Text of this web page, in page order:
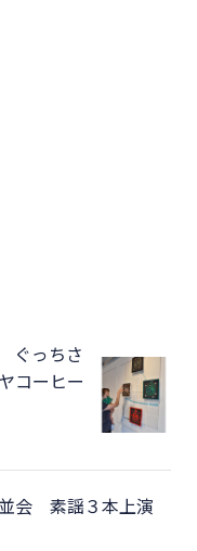
ぐっちさ
コーヒー
会 素謡３本上演